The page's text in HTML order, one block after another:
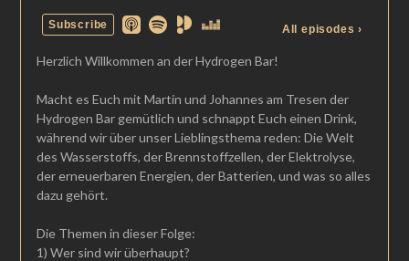
Herzlich Willkommen an der Hydrogen Bar!
Macht es Euch mit Martin und Johannes am Tresen der
Hydrogen Bar gemütlich und schnappt Euch einen Drink,
während wir über unser Lieblingsthema reden: Die Welt
des Wasserstoffs, der Brennstoffzellen, der Elektrolyse,
der erneuerbaren Energien, der Batterien, und was so alles
dazu gehört.
Die Themen in dieser Folge:
1) Wer sind wir überhaupt?